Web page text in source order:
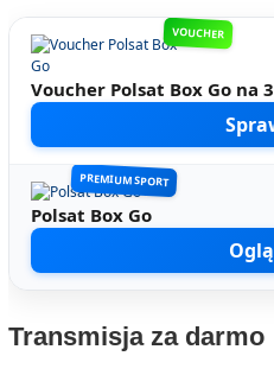
VOUCHER
Voucher Polsat Box Go na
PREMIUM SPORT
Polsat Box Go
Transmisja za darmo